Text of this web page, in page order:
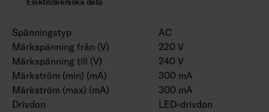
Spänningstyp
AC
Märkspänning från (V)
220 V
Märkspänning till (V)
240 V
Märkström (min) (mA)
300 mA
Märkström (max) (mA)
300 mA
Drivdon
LED-drivdon